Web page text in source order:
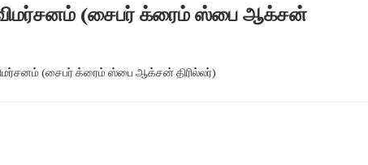
விமர்சனம் (சைபர் க்ரைம் ஸ்பை ஆக்சன்
(சைபர் க்ரைம் ஸ்பை ஆக்சன் திரில்லர்)